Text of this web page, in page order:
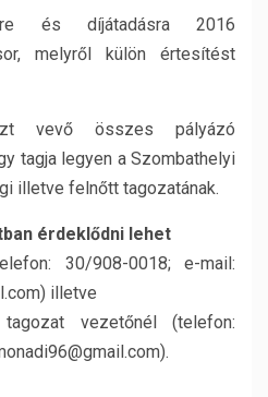
és díjátadásra 2016
melyről külön értesítést
vevő összes pályázó
tagja legyen a Szombathelyi
illetve felnőtt tagozatának.
érdeklődni lehet
30/908-0018; e-mail:
illetve
vezetőnél (telefon: